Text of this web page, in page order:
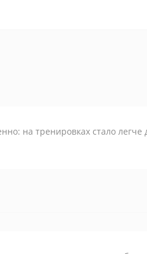
на тренировках стало